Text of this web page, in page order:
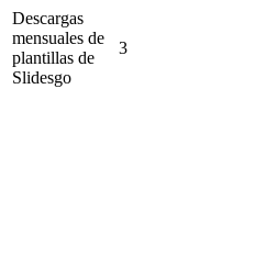
Descargas
mensuales de
plantillas de
Slidesgo
3